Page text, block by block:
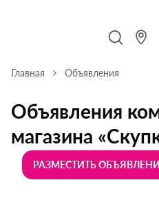
Главная Объявления
Объявления
магазина
РАЗМЕСТИТЬ